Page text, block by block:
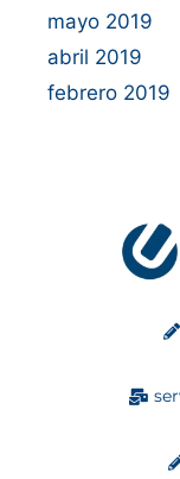
mayo 2019
abril 2019
febrero 2019